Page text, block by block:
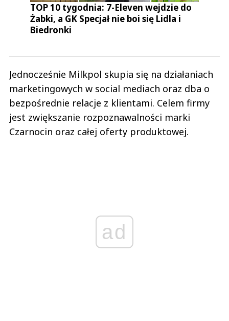
TOP 10 tygodnia: 7-Eleven wejdzie do
Żabki, a GK Specjał nie boi się Lidla i
Biedronki
Jednocześnie Milkpol skupia się na działaniach
marketingowych w social mediach oraz dba o
bezpośrednie relacje z klientami. Celem firmy
jest zwiększanie rozpoznawalności marki
Czarnocin oraz całej oferty produktowej.
ad